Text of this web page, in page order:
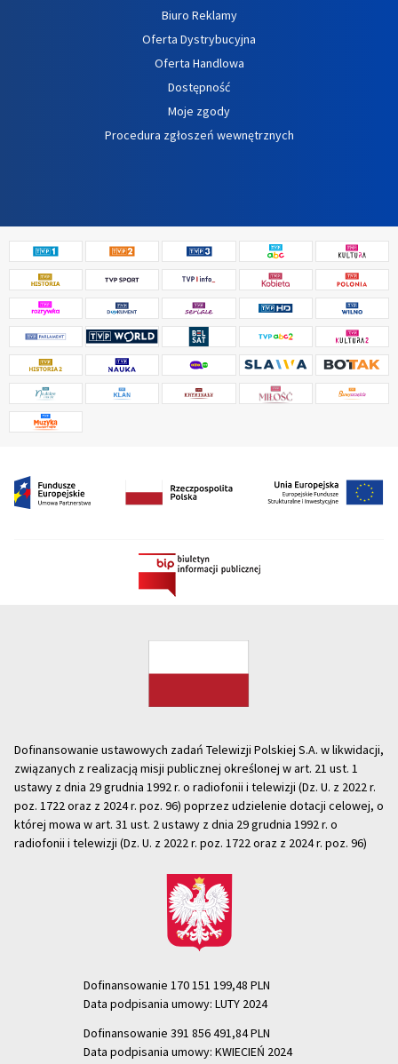
Biuro Reklamy
Oferta Dystrybucyjna
Oferta Handlowa
Dostępność
Moje zgody
Procedura zgłoszeń wewnętrznych
Dofinansowanie ustawowych zadań Telewizji Polskiej S.A. w likwidacji,
związanych z realizacją misji publicznej określonej w art. 21 ust. 1
ustawy z dnia 29 grudnia 1992 r. o radiofonii i telewizji (Dz. U. z 2022 r.
poz. 1722 oraz z 2024 r. poz. 96) poprzez udzielenie dotacji celowej, o
której mowa w art. 31 ust. 2 ustawy z dnia 29 grudnia 1992 r. o
radiofonii i telewizji (Dz. U. z 2022 r. poz. 1722 oraz z 2024 r. poz. 96)
Dofinansowanie 170 151 199,48 PLN
Data podpisania umowy: LUTY 2024
Dofinansowanie 391 856 491,84 PLN
Data podpisania umowy: KWIECIEŃ 2024